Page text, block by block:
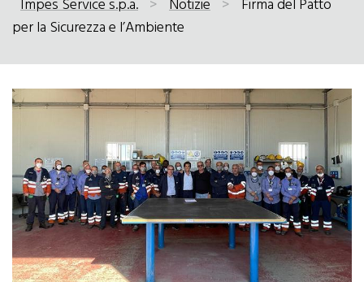
Impes Service s.p.a. > Notizie > Firma del Patto
per la Sicurezza e l’Ambiente